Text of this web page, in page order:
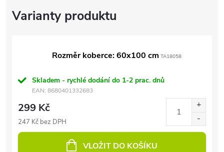
Rozměr koberce: 60x100 cm TA18058
Skladem - rychlé dodání do 1-2 prac. dnů
EAN: 8680401332683
299 Kč
247 Kč bez DPH
VLOŽIT DO KOŠÍKU